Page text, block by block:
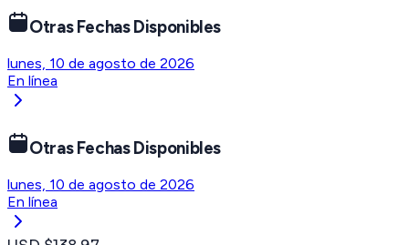
Otras Fechas Disponibles
lunes, 10 de agosto de 2026
En línea
Otras Fechas Disponibles
lunes, 10 de agosto de 2026
En línea